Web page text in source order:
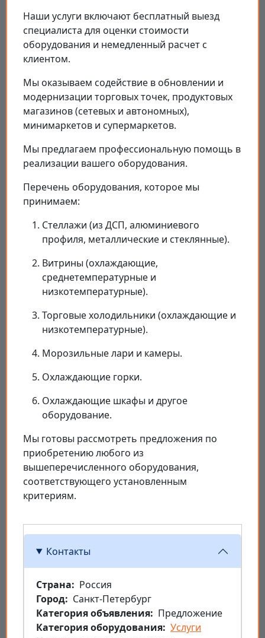
Наши услуги включают бесплатный выезд
специалиста для оценки стоимости
оборудования и немедленный расчет с
клиентом.
Мы оказываем содействие в обновлении и
модернизации торговых точек, продуктовых
магазинов (сетевых и автономных),
минимаркетов и супермаркетов.
Мы предлагаем профессиональную помощь в
реализации вашего оборудования.
Перечень оборудования, которое мы
принимаем:
Стеллажи (из ДСП, алюминиевого
профиля, металлические и стеклянные).
Витрины (охлаждающие,
среднетемпературные и
низкотемпературные).
Торговые холодильники (охлаждающие и
низкотемпературные).
Морозильные лари и камеры.
Охлаждающие горки.
Охлаждающие шкафы и другое
оборудование.
Мы готовы рассмотреть предложения по
приобретению любого из
вышеперечисленного оборудования,
соответствующего установленным
критериям.
Контакты
Страна
Россия
Город
Санкт-Петербург
Категория объявления
Предложение
Категория оборудования Услуги